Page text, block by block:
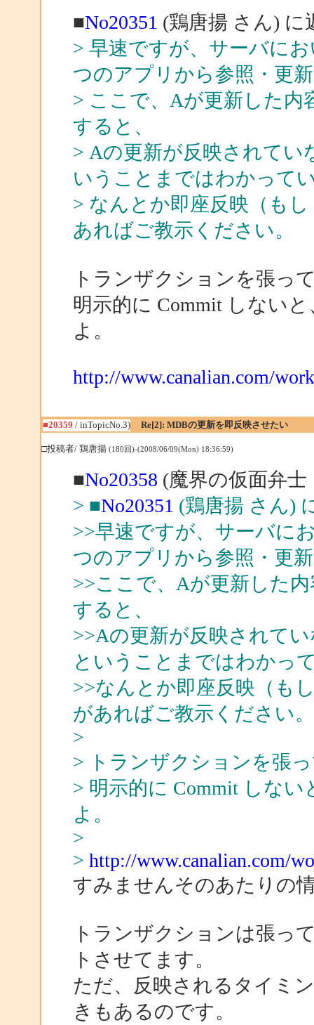
■No20351 (鶏唐揚 さん) に
> 早速ですが、サーバに
つのアプリから参照・更
> ここで、Aが更新した内
すると、
> Aの更新が反映されてい
いうことまではわかって
> なんとか即座反映（も
あればご教示ください。
トランザクションを張っ
明示的に Commit しない
よ。
http://www.canalian.com/
■20359 / inTopicNo.3) Re[2]: MDBの更新を即反映させたい
□投稿者/ 鶏唐揚 (180回)-(2008/06/09(Mon) 18:36:59)
■No20358 (魔界の仮面弁
> ■No20351 (鶏唐揚 さん)
>>早速ですが、サーバに
つのアプリから参照・更
>>ここで、Aが更新した
すると、
>>Aの更新が反映されて
ということまではわかっ
>>なんとか即座反映（も
があればご教示ください。
>
> トランザクションを張
> 明示的に Commit しな
よ。
>
> http://www.canalian.com/
すみませんそのあたりの
トランザクションは張っ
トさせてます。
ただ、反映されるタイミ
きもあるのです。